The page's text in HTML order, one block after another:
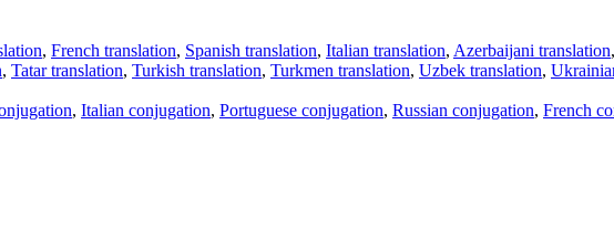
, French translation, Spanish translation, Italian translation, Azerbaijani translation,
, Tatar translation, Turkish translation, Turkmen translation, Uzbek translation,
, Italian conjugation, Portuguese conjugation, Russian conjugation, French